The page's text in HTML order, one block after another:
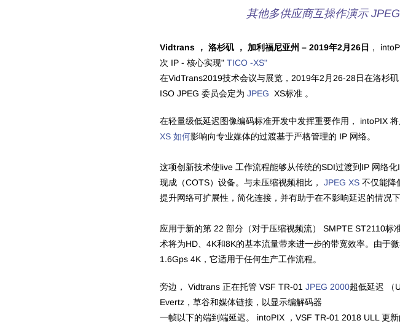
其他多供应商互操作演示
Vidtrans ， 洛杉矶 ， 加利福尼亚州 – 2019年2月26日 ，
次 IP - 核心实现"TICO -XS"
在VidTrans2019技术会议与展览，2019年2月26-28日在洛杉矶
ISO JPEG 委员会定为 JPEG XS标准 。
在轻量级低延迟图像编码标准开发中发挥重要作用， intoPIX
XS 如何影响向专业媒体的过渡基于严格管理的 IP 网络。
这项创新技术使live 工作流程能够从传统的SDI过渡到IP 网络化
现成（COTS）设备。与未压缩视频相比， JPEG XS不仅能降
提升网络可扩展性，简化连接，并有助于在不影响延迟的情况
应用于新的第 22 部分（对于压缩视频流） SMPTE ST2110标
术将为HD、4K和8K的基本流量带来进一步的带宽效率。由于
1.6Gps 4K，它适用于任何生产工作流程。
旁边， Vidtrans 正在托管 VSF TR-01 JPEG 2000超低延迟 （
Evertz，草谷和媒体链接，以显示编解码器
一帧以下的端到端延迟。 intoPIX ，VSF TR-01 2018 ULL 更